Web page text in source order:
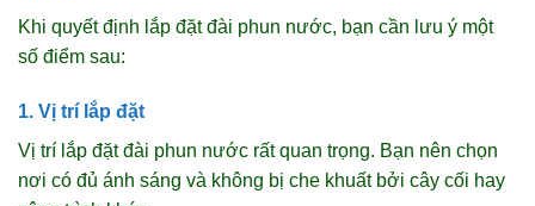
Khi quyết định lắp đặt đài phun nước, bạn cần lưu ý một
số điểm sau:
1. Vị trí lắp đặt
Vị trí lắp đặt đài phun nước rất quan trọng. Bạn nên chọn
nơi có đủ ánh sáng và không bị che khuất bởi cây cối hay